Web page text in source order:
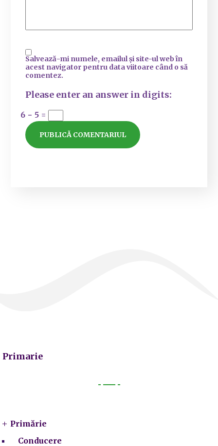
Salvează-mi numele, emailul și site-ul web în
acest navigator pentru data viitoare când o să
comentez.
Please enter an answer in digits:
6 − 5 =
Primarie
Primărie
Conducere